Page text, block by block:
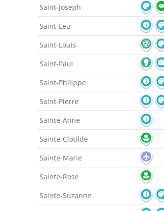
Saint-Joseph
Saint-Leu
Saint-Louis
Saint-Paul
Saint-Philippe
Saint-Pierre
Sainte-Anne
Sainte-Clotilde
Sainte-Marie
Sainte-Rose
Sainte-Suzanne